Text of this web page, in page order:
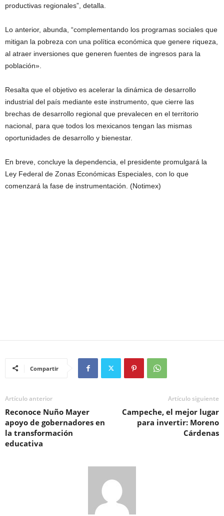
productivas regionales”, detalla.
Lo anterior, abunda, “complementando los programas sociales que
mitigan la pobreza con una política económica que genere riqueza,
al atraer inversiones que generen fuentes de ingresos para la
población».
Resalta que el objetivo es acelerar la dinámica de desarrollo
industrial del país mediante este instrumento, que cierre las
brechas de desarrollo regional que prevalecen en el territorio
nacional, para que todos los mexicanos tengan las mismas
oportunidades de desarrollo y bienestar.
En breve, concluye la dependencia, el presidente promulgará la
Ley Federal de Zonas Económicas Especiales, con lo que
comenzará la fase de instrumentación. (Notimex)
Compartir
Artículo anterior
Reconoce Nuño Mayer
apoyo de gobernadores en
la transformación
educativa
Artículo siguiente
Campeche, el mejor lugar
para invertir: Moreno
Cárdenas